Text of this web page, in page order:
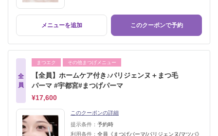
メニューを追加 このクーポンで予約
全
員
まつエク その他まつげメニュー
【全員】ホームケア付き♪パリジェンヌ＋まつ毛
パーマ #宇都宮#まつげパーマ
¥17,600
このクーポンの詳細
提示条件： 予約時
利用条件： 全員《まつげパーマ/パリジェンヌ/マツパ》